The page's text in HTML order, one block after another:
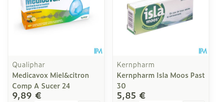
Qualiphar
Medicavox Miel&citron
Comp A Sucer 24
9,89 €
Kernpharm
Kernpharm Isla Moos Past
30
5,85 €